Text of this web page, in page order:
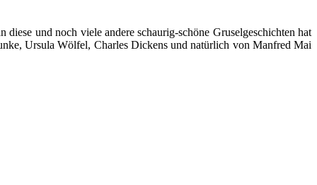
und noch viele andere schaurig-schöne Gruselgeschichten hat
Ursula Wölfel, Charles Dickens und natürlich von Manfred Mai